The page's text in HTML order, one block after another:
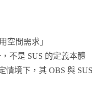
空間需求」
不是 SUS 的定義本體
情境下，其 OBS 與 SUS